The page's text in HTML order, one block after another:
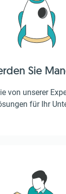
Sie
von unserer
für Ihr